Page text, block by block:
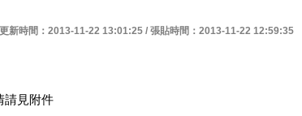
更新時間：2013-11-22 13:01:25 / 張貼時間：2013-11-22 12:59:35
請見附件